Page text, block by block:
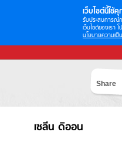
เว็บไซต์นี้ใช้คุ
รับประสบการณ์
เว็บไซต์ของเรา
นโยบายความเป็
Share
เซลีน ดิออน